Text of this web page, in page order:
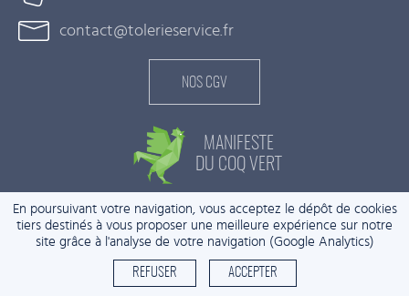
contact@tolerieservice.fr
NOS CGV
MANIFESTE
DU COQ VERT
MENTIONS LÉGALES
CRÉATIONOPLOOPS&WEBNOVATEUR
En poursuivant votre navigation, vous acceptez le dépôt de cookies
tiers destinés à vous proposer une meilleure expérience sur notre
site grâce à l'analyse de votre navigation (Google Analytics)
REFUSER ACCEPTER